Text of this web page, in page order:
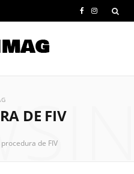
e
I
t
DE FIV
procedura de FIV